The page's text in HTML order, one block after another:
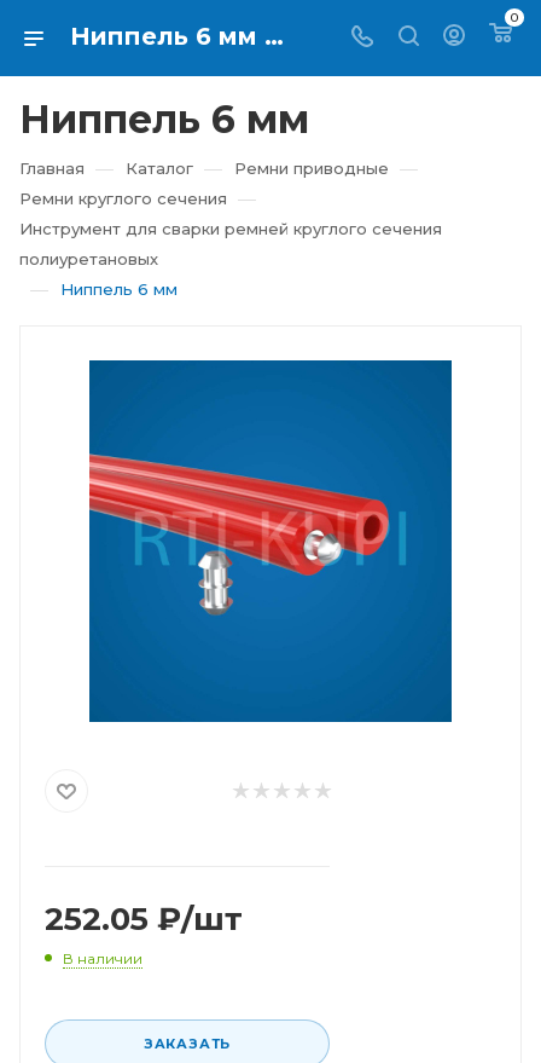
Ниппель 6 мм купить в Екатеринбурге ⇨ RTI-KUPI
0
Ниппель 6 мм
Главная — Каталог — Ремни приводные —
Ремни круглого сечения —
Инструмент для сварки ремней круглого сечения
полиуретановых
— Ниппель 6 мм
252.05 ₽/шт
В наличии
ЗАКАЗАТЬ